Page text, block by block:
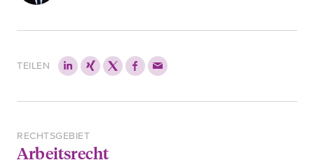
TEILEN
RECHTSGEBIET
Arbeitsrecht